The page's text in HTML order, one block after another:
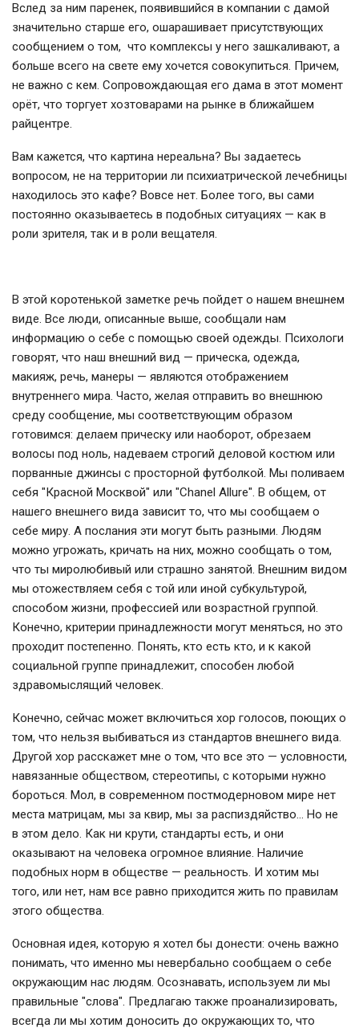
Вслед за ним паренек, появившийся в компании с дамой
значительно старше его, ошарашивает присутствующих
сообщением о том, что комплексы у него зашкаливают, а
больше всего на свете ему хочется совокупиться. Причем,
не важно с кем. Сопровождающая его дама в этот момент
орёт, что торгует хозтоварами на рынке в ближайшем
райцентре.
Вам кажется, что картина нереальна? Вы задаетесь
вопросом, не на территории ли психиатрической лечебницы
находилось это кафе? Вовсе нет. Более того, вы сами
постоянно оказываетесь в подобных ситуациях — как в
роли зрителя, так и в роли вещателя.
В этой коротенькой заметке речь пойдет о нашем внешнем
виде. Все люди, описанные выше, сообщали нам
информацию о себе с помощью своей одежды. Психологи
говорят, что наш внешний вид — прическа, одежда,
макияж, речь, манеры — являются отображением
внутреннего мира. Часто, желая отправить во внешнюю
среду сообщение, мы соответствующим образом
готовимся: делаем прическу или наоборот, обрезаем
волосы под ноль, надеваем строгий деловой костюм или
порванные джинсы с просторной футболкой. Мы поливаем
себя "Красной Москвой" или "Chanel Allure". В общем, от
нашего внешнего вида зависит то, что мы сообщаем о
себе миру. А послания эти могут быть разными. Людям
можно угрожать, кричать на них, можно сообщать о том,
что ты миролюбивый или страшно занятой. Внешним видом
мы отожествляем себя с той или иной субкультурой,
способом жизни, профессией или возрастной группой.
Конечно, критерии принадлежности могут меняться, но это
проходит постепенно. Понять, кто есть кто, и к какой
социальной группе принадлежит, способен любой
здравомыслящий человек.
Конечно, сейчас может включиться хор голосов, поющих о
том, что нельзя выбиваться из стандартов внешнего вида.
Другой хор расскажет мне о том, что все это — условности,
навязанные обществом, стереотипы, с которыми нужно
бороться. Мол, в современном постмодерновом мире нет
места матрицам, мы за квир, мы за распиздяйство… Но не
в этом дело. Как ни крути, стандарты есть, и они
оказывают на человека огромное влияние. Наличие
подобных норм в обществе — реальность. И хотим мы
того, или нет, нам все равно приходится жить по правилам
этого общества.
Основная идея, которую я хотел бы донести: очень важно
понимать, что именно мы невербально сообщаем о себе
окружающим нас людям. Осознавать, используем ли мы
правильные "слова". Предлагаю также проанализировать,
всегда ли мы хотим доносить до окружающих то, что